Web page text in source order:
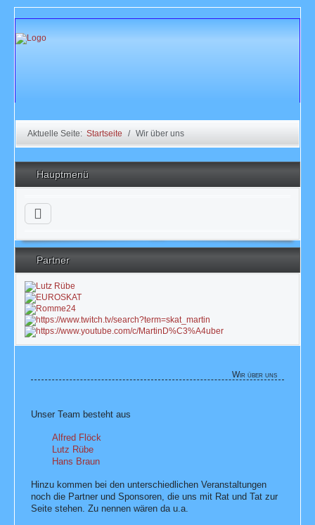
Aktuelle Seite: Startseite Wir über uns
Hauptmenü
Partner
Wir über uns
Unser Team besteht aus
Alfred Flöck
Lutz Rübe
Hans Braun
Hinzu kommen bei den unterschiedlichen Veranstaltungen
noch die Partner und Sponsoren, die uns mit Rat und Tat zur
Seite stehen. Zu nennen wären da u.a.